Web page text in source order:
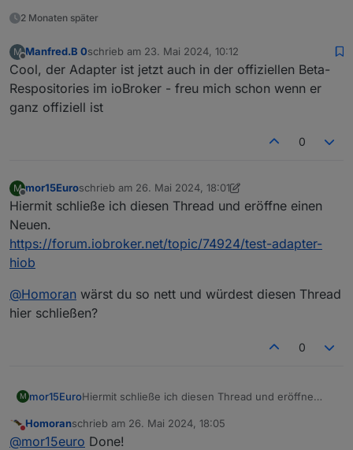
2 Monaten später
M
Offline
Manfred.B 0schrieb am 23. Mai 2024, 10:12
zuletzt editiert von
Cool, der Adapter ist jetzt auch in der offiziellen Beta-
Respositories im ioBroker - freu mich schon wenn er
ganz offiziell ist
0
M
Offline
mor15Euroschrieb am 26. Mai 2024, 18:01
zuletzt editiert von mor15Euro
Hiermit schließe ich diesen Thread und eröffne einen
Neuen.
https://forum.iobroker.net/topic/74924/test-adapter-
hiob
@Homoran wärst du so nett und würdest diesen Thread
hier schließen?
0
M mor15EuroHiermit schließe ich diesen Thread und eröffne
https://forum.iobroker.net/topic/74924/test-
adapter-hiob
@Homoranwärst du so nett und würdest diesen
Thread hier schließen?
Nicht stören
Homoranschrieb am 26. Mai 2024, 18:05
zuletzt editiert von
@mor15euro Done!